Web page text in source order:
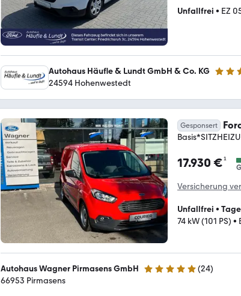
Unfallfrei • EZ
Autohaus Häufle & Lundt GmbH & Co. KG 3.6
24594 Hohenwestedt
Gesponsert
17.930 €¹
Versicherung
Unfallfrei •
74 kW (101 PS) •
Autohaus Wagner Pirmasens GmbH 5 Sterne (24)
66953 Pirmasens